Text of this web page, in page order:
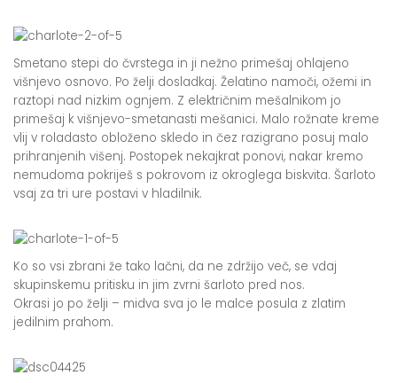
Smetano stepi do čvrstega in ji nežno primešaj ohlajeno
višnjevo osnovo. Po želji dosladkaj. Želatino namoči, ožemi in
raztopi nad nizkim ognjem. Z električnim mešalnikom jo
primešaj k višnjevo-smetanasti mešanici. Malo rožnate kreme
vlij v roladasto obloženo skledo in čez razigrano posuj malo
prihranjenih višenj. Postopek nekajkrat ponovi, nakar kremo
nemudoma pokriješ s pokrovom iz okroglega biskvita. Šarloto
vsaj za tri ure postavi v hladilnik.
Ko so vsi zbrani že tako lačni, da ne zdržijo več, se vdaj
skupinskemu pritisku in jim zvrni šarloto pred nos.
Okrasi jo po želji – midva sva jo le malce posula z zlatim
jedilnim prahom.